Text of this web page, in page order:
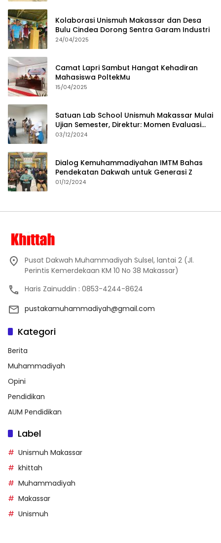
Kolaborasi Unismuh Makassar dan Desa
Bulu Cindea Dorong Sentra Garam Industri
24/04/2025
Camat Lapri Sambut Hangat Kehadiran
Mahasiswa PoltekMu
15/04/2025
Satuan Lab School Unismuh Makassar Mulai
Ujian Semester, Direktur: Momen Evaluasi
Proses Pembelajaran
03/12/2024
Dialog Kemuhammadiyahan IMTM Bahas
Pendekatan Dakwah untuk Generasi Z
01/12/2024
Pusat Dakwah Muhammadiyah Sulsel, lantai 2 (Jl.
Perintis Kemerdekaan KM 10 No 38 Makassar)
Haris Zainuddin : 0853-4244-8624
pustakamuhammadiyah@gmail.com
Kategori
Berita
Muhammadiyah
Opini
Pendidikan
AUM Pendidikan
Label
Unismuh Makassar
khittah
Muhammadiyah
Makassar
Unismuh